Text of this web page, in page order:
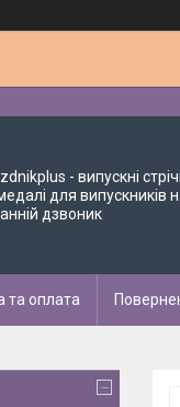
- випускні
для випускників
дзвоник
та оплата